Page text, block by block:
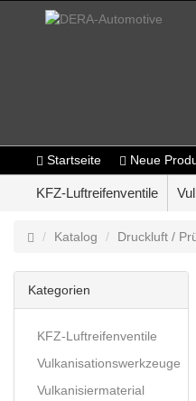
Startseite Neue
KFZ-Luftreifenventile
Katalog Druckluft /
Kategorien
KFZ-Luftreifenventile
Vulkanisationswerkzeuge
Vulkanisiermaterial